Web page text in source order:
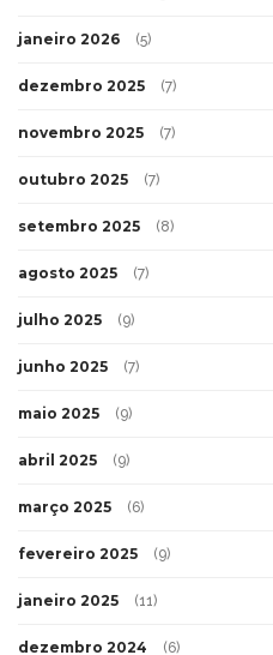
janeiro 2026 (5)
dezembro 2025 (7)
novembro 2025 (7)
outubro 2025 (7)
setembro 2025 (8)
agosto 2025 (7)
julho 2025 (9)
junho 2025 (7)
maio 2025 (9)
abril 2025 (9)
março 2025 (6)
fevereiro 2025 (9)
janeiro 2025 (11)
dezembro 2024 (6)